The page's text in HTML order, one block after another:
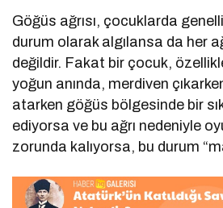
Göğüs ağrısı, çocuklarda
durum olarak algılansa da her
değildir. Fakat bir çocuk,
yoğun anında, merdiven
atarken göğüs bölgesinde bir
ediyorsa ve bu ağrı nedeniyle
zorunda kalıyorsa, bu durum